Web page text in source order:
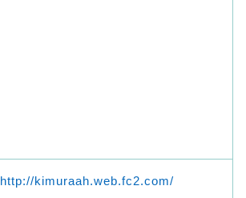
http://kimuraah.web.fc2.com/